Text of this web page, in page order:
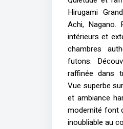
Hirugami
Achi, Nagano.
intérieurs et
chambres
futons.
raffinée dans
Vue superbe
et ambiance
modernité font
inoubliable au